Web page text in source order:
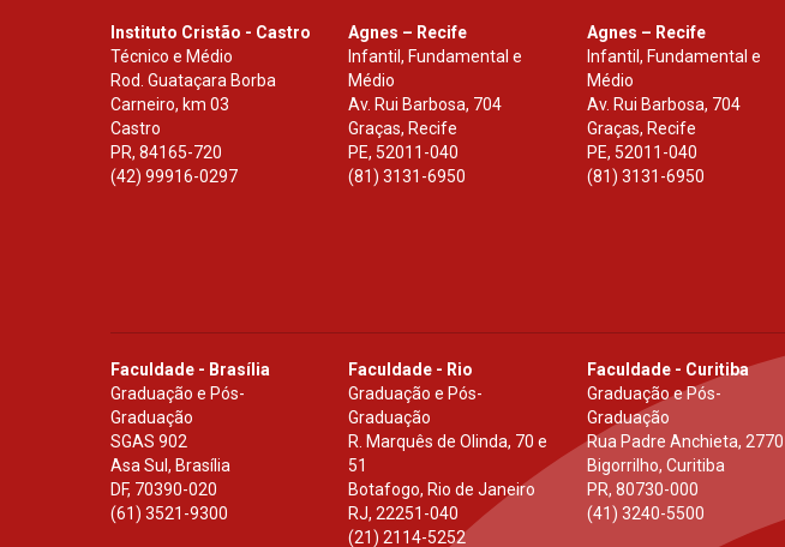
Instituto Cristão - Castro
Técnico e Médio
Rod. Guataçara Borba
Carneiro, km 03
Castro
PR, 84165-720
(42) 99916-0297
Agnes – Recife
Infantil, Fundamental e
Médio
Av. Rui Barbosa, 704
Graças, Recife
PE, 52011-040
(81) 3131-6950
Agnes – Recife
Infantil, Fundamental e
Médio
Av. Rui Barbosa, 704
Graças, Recife
PE, 52011-040
(81) 3131-6950
Faculdade - Brasília
Graduação e Pós-
Graduação
SGAS 902
Asa Sul, Brasília
DF, 70390-020
(61) 3521-9300
Faculdade - Rio
Graduação e Pós-
Graduação
R. Marquês de Olinda, 70 e
51
Botafogo, Rio de Janeiro
RJ,22251-040
(21) 2114-5252
Faculdade - Curitiba
Graduação e Pós-
Graduação
Rua Padre Anchieta, 2770
Bigorrilho, Curitiba
PR, 80730-000
(41) 3240-5500